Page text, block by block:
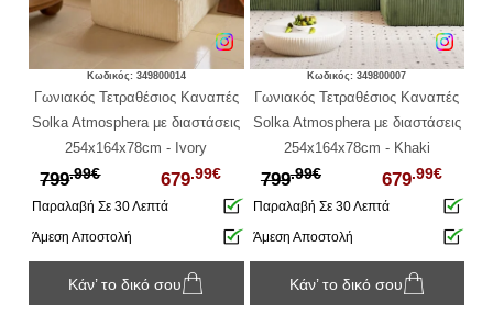
Κωδικός: 349800014
Γωνιακός Τετραθέσιος Καναπές
Solka Atmosphera με διαστάσεις
254x164x78cm - Ivory
799.99€ 679.99€
Παραλαβή Σε 30 Λεπτά
Άμεση Αποστολή
Κάν’ το δικό σου
Κωδικός: 349800007
Γωνιακός Τετραθέσιος Καναπές
Solka Atmosphera με διαστάσεις
254x164x78cm - Khaki
799.99€ 679.99€
Παραλαβή Σε 30 Λεπτά
Άμεση Αποστολή
Κάν’ το δικό σου